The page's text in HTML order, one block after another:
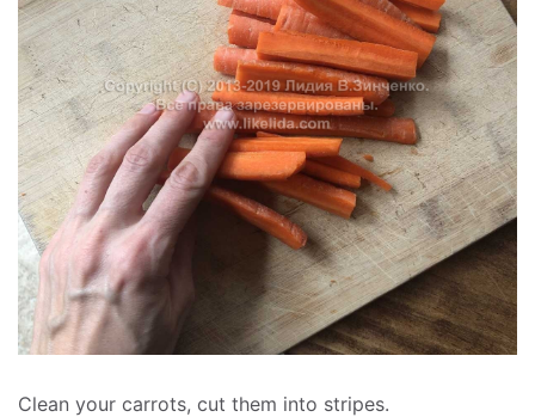
Clean your carrots, cut them into stripes.